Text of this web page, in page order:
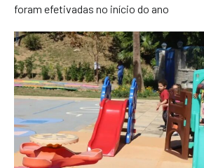
foram efetivadas no início do ano